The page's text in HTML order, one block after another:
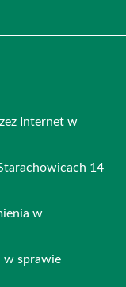
Internet w
14
w
w sprawie